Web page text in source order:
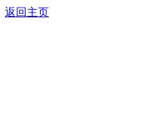
返回主页